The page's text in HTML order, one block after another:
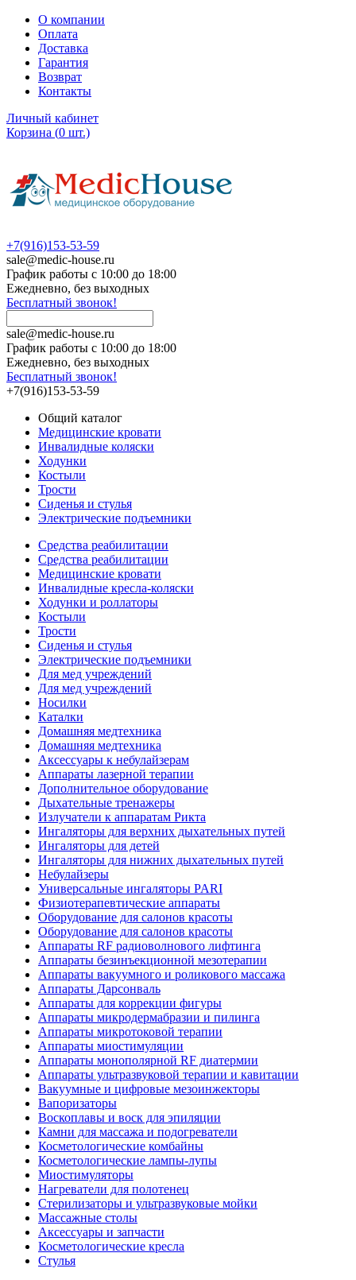
О компании
Оплата
Доставка
Гарантия
Возврат
Контакты
Личный кабинет
Корзина (0 шт.)
+7(916)153-53-59
sale@medic-house.ru
График работы с 10:00 до 18:00
Ежедневно, без выходных
Бесплатный звонок!
sale@medic-house.ru
График работы с 10:00 до 18:00
Ежедневно, без выходных
Бесплатный звонок!
+7(916)153-53-59
Общий каталог
Медицинские кровати
Инвалидные коляски
Ходунки
Костыли
Трости
Сиденья и стулья
Электрические подъемники
Средства реабилитации
Средства реабилитации
Медицинские кровати
Инвалидные кресла-коляски
Ходунки и роллаторы
Костыли
Трости
Сиденья и стулья
Электрические подъемники
Для мед учреждений
Для мед учреждений
Носилки
Каталки
Домашняя медтехника
Домашняя медтехника
Аксессуары к небулайзерам
Аппараты лазерной терапии
Дополнительное оборудование
Дыхательные тренажеры
Излучатели к аппаратам Рикта
Ингаляторы для верхних дыхательных путей
Ингаляторы для детей
Ингаляторы для нижних дыхательных путей
Небулайзеры
Универсальные ингаляторы PARI
Физиотерапевтические аппараты
Оборудование для салонов красоты
Оборудование для салонов красоты
Аппараты RF радиоволнового лифтинга
Аппараты безинъекционной мезотерапии
Аппараты вакуумного и роликового массажа
Аппараты Дарсонваль
Аппараты для коррекции фигуры
Аппараты микродермабразии и пилинга
Аппараты микротоковой терапии
Аппараты миостимуляции
Аппараты монополярной RF диатермии
Аппараты ультразвуковой терапии и кавитации
Вакуумные и цифровые мезоинжекторы
Вапоризаторы
Воскоплавы и воск для эпиляции
Камни для массажа и подогреватели
Косметологические комбайны
Косметологические лампы-лупы
Миостимуляторы
Нагреватели для полотенец
Стерилизаторы и ультразвуковые мойки
Массажные столы
Аксессуары и запчасти
Косметологические кресла
Стулья